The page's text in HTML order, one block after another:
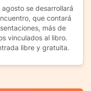
se desarrollará
que contará
más de
vinculados al libro.
libre y gratuita.